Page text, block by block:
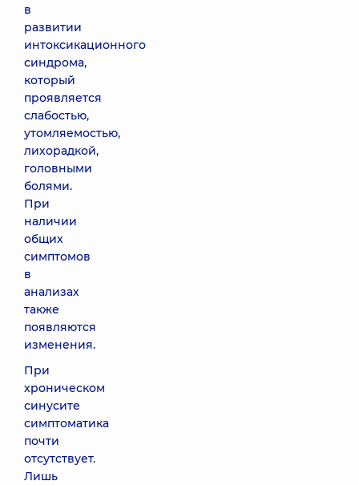
в
развитии
интоксикационного
синдрома,
который
проявляется
слабостью,
утомляемостью,
лихорадкой,
головными
болями.
При
наличии
общих
симптомов
в
анализах
также
появляются
изменения.
При
хроническом
синусите
симптоматика
почти
отсутствует.
Лишь